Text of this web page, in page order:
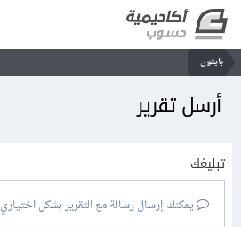
بايثون
أرسل تقرير
تبليغك
يمكنك إرسال رسالة مع التقرير بشكل اختياري